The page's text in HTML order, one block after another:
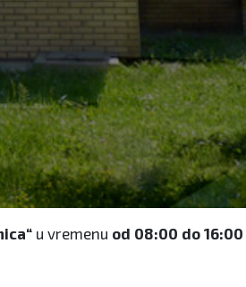
u vremenu od 08:00 do 16:00